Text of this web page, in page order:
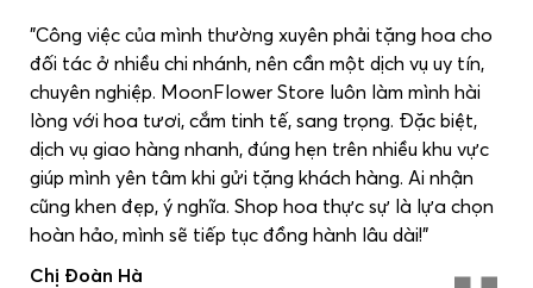
"Công việc của mình thường xuyên phải tặng hoa cho
đối tác ở nhiều chi nhánh, nên cần một dịch vụ uy tín,
chuyên nghiệp. MoonFlower Store luôn làm mình hài
lòng với hoa tươi, cắm tinh tế, sang trọng. Đặc biệt,
dịch vụ giao hàng nhanh, đúng hẹn trên nhiều khu vực
giúp mình yên tâm khi gửi tặng khách hàng. Ai nhận
cũng khen đẹp, ý nghĩa. Shop hoa thực sự là lựa chọn
hoàn hảo, mình sẽ tiếp tục đồng hành lâu dài!"
Chị Đoàn Hà